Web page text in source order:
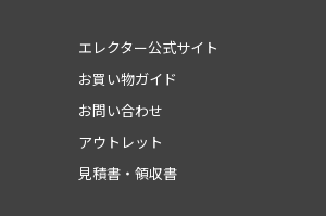
エレクター公式サイト
お買い物ガイド
お問い合わせ
アウトレット
見積書・領収書